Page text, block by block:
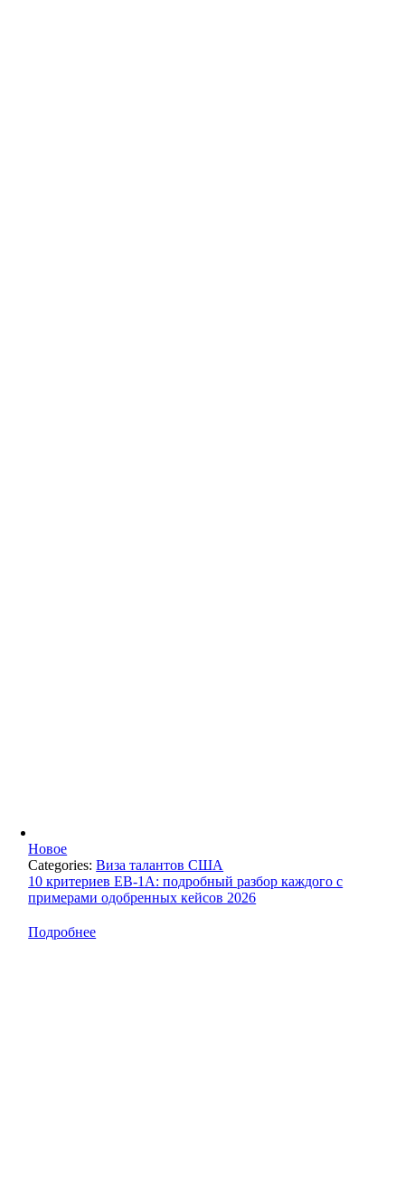
Новое
Categories:Виза талантов США
10 критериев EB-1A: подробный разбор каждого с
примерами одобренных кейсов 2026
Подробнее